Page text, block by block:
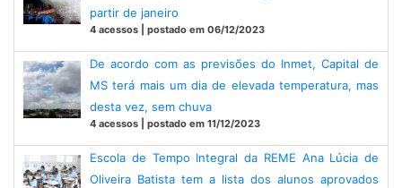
partir de janeiro
4 acessos | postado em 06/12/2023
De acordo com as previsões do Inmet, Capital de
MS terá mais um dia de elevada temperatura, mas
desta vez, sem chuva
4 acessos | postado em 11/12/2023
Escola de Tempo Integral da REME Ana Lúcia de
Oliveira Batista tem a lista dos alunos aprovados